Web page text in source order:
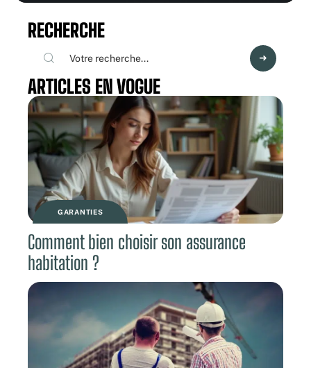
RECHERCHE
ARTICLES EN VOGUE
GARANTIES
Comment bien choisir son assurance
habitation ?